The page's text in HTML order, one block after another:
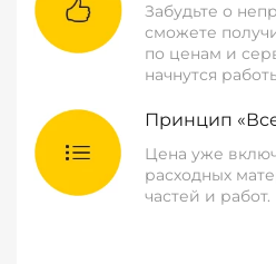
Забудьте о
сможете
по ценам и
начнутся
Принцип
Цена уже
расходных
частей и работ.